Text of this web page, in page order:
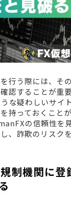
行う際には、そ
認することが重要
な疑わしいサイ
持っておくこと
の信頼性を
、詐欺のリスク
制機関に登